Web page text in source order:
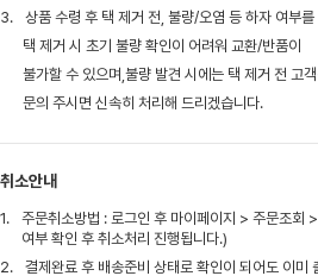
3.
상품 수령 후 택 제거 전, 불량/오염 등 하자 여부
택 제거 시 초기 불량 확인이 어려워 교환/반품이
불가할 수 있으며,불량 발견 시에는 택 제거 전 고
문의 주시면 신속히 처리해 드리겠습니다.
취소안내
1.
주문취소방법 : 로그인 후 마이페이지 > 주문조회
여부 확인 후 취소처리 진행됩니다.)
2.
결제완료 후 배송준비 상태로 확인이 되어도 이미